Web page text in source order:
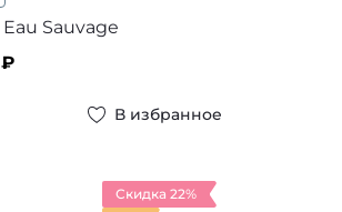
Eau Sauvage
₽
В избранное
Скидка 22%